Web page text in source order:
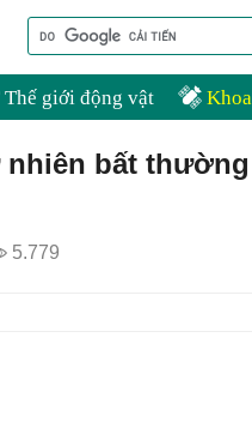
Thế giới động vật
bất
5.779